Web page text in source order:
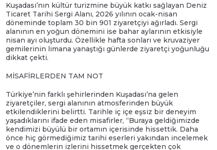
Kuşadası’nın kültür turizmine büyük katkı sağlayan Deniz
Ticaret Tarihi Sergi Alanı, 2026 yılının ocak-nisan
döneminde toplam 30 bin 901 ziyaretçiyi ağırladı. Sergi
alanının en yoğun dönemini ise bahar aylarının etkisiyle
nisan ayı oluşturdu. Özellikle hafta sonları ve kruvaziyer
gemilerinin limana yanaştığı günlerde ziyaretçi yoğunluğu
dikkat çekti.
MİSAFİRLERDEN TAM NOT
Türkiye’nin farklı şehirlerinden Kuşadası’na gelen
ziyaretçiler, sergi alanının atmosferinden büyük
etkilendiklerini belirtti. Tarihle iç içe eşsiz bir deneyim
yaşadıklarını ifade eden misafirler, “Buraya geldiğimizde
kendimizi büyülü bir ortamın içerisinde hissettik. Daha
önce hiç görmediğimiz tarihi eserleri yakından incelemek
ve o dönemlerin izlerini hissetmek gerçekten çok